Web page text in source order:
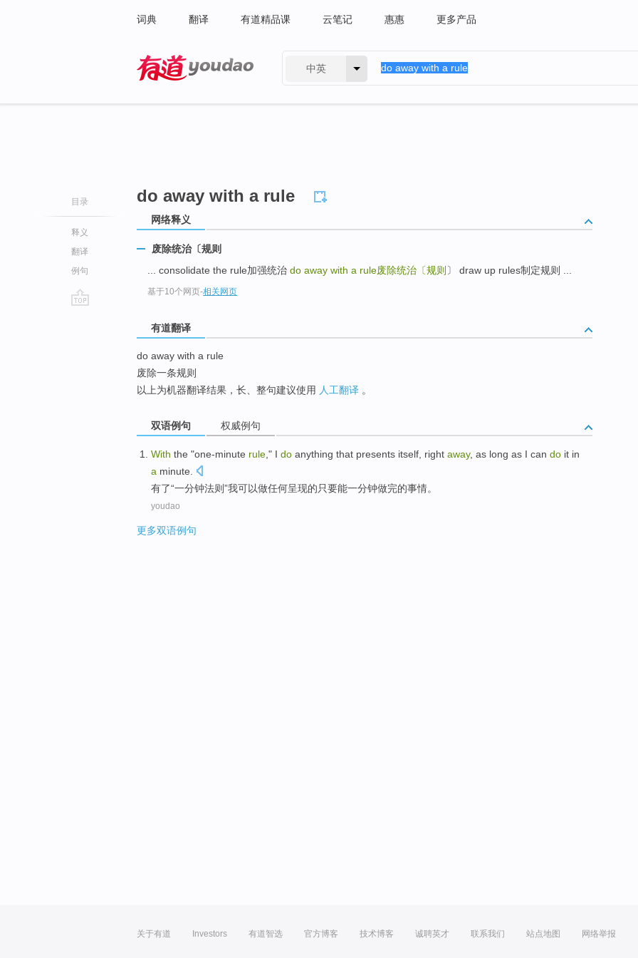
词典 翻译 有道精品课 云笔记 惠惠 更多产品
中英
目录
释义
翻译
例句
do away with a rule
网络释义
废除统治〔规则
... consolidate the rule加强统治 do away with a rule废除统治〔规则 〕 draw up rules制定规则 ...
基于10个网页-相关网页
有道翻译
do away with a rule
废除一条规则
以上为机器翻译结果，长、整句建议使用 人工翻译 。
双语例句 权威例句
With the "one-minute rule ," I do anything that presents itself right away, as long as I can do it in
a minute
有了“一分钟法则”我可以做任何呈现的只要能一分钟做完的事情。
youdao
更多双语例句
关于有道 Investors 有道智选 官方博客 技术博客 诚聘英才 联系我们 站点地图 网络举报